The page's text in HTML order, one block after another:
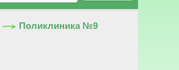
Поликлиника №9